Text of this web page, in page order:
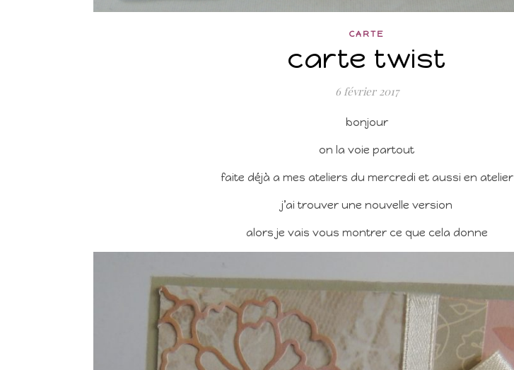
CARTE
carte twist
6 février 2017
bonjour
on la voie partout
faite déjà a mes ateliers du mercredi et aussi en atelier
j’ai trouver une nouvelle version
alors je vais vous montrer ce que cela donne